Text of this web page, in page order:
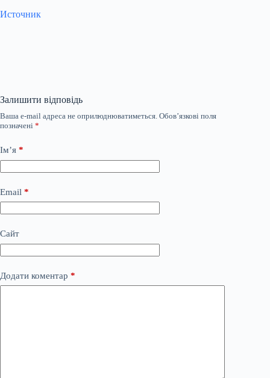
Источник
Залишити відповідь
Ваша e-mail адреса не оприлюднюватиметься. Обов’язкові поля
позначені *
Ім’я *
Email *
Сайт
Додати коментар *